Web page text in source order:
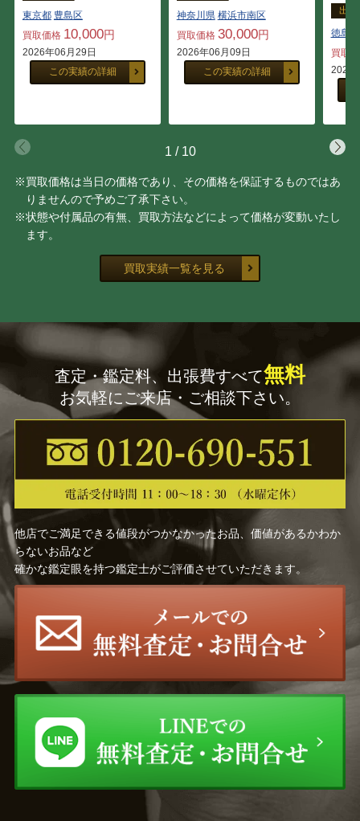
東京都 豊島区
買取価格 10,000円
2026年06月29日
この実績の詳細
神奈川県 横浜市南区
買取価格 30,000円
2026年06月09日
この実績の詳細
出
徳島県
買取
2026
1 / 10
※買取価格は当日の価格であり、その価格を保証するものではあ
りませんので予めご了承下さい。
※状態や付属品の有無、買取方法などによって価格が変動いたし
ます。
買取実績一覧を見る
査定・鑑定料、出張費すべて無料
お気軽にご来店・ご相談下さい。
他店でご満足できる値段がつかなかったお品、価値があるかわか
らないお品など
確かな鑑定眼を持つ鑑定士がご評価させていただきます。